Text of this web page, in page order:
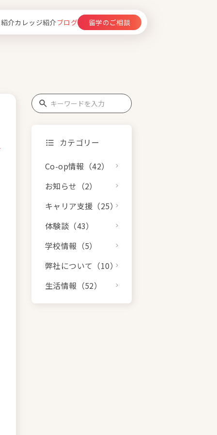
介カレッジ紹介ブログ 留学のご相談
カテゴリー
Co-op情報（42）
お知らせ（2）
キャリア支援（25）
体験談（43）
学校情報（5）
弊社について（10）
生活情報（52）